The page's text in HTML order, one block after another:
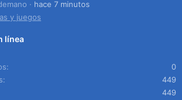
hace 7 minutos
y juegos
línea
0
449
449